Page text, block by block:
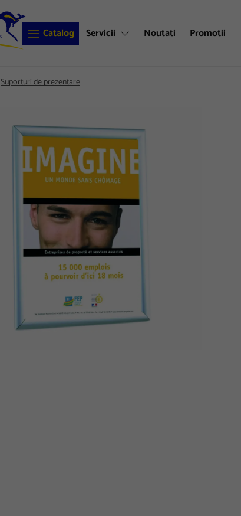
Catalog Servicii Noutati Promotii
Suporturi de prezentare